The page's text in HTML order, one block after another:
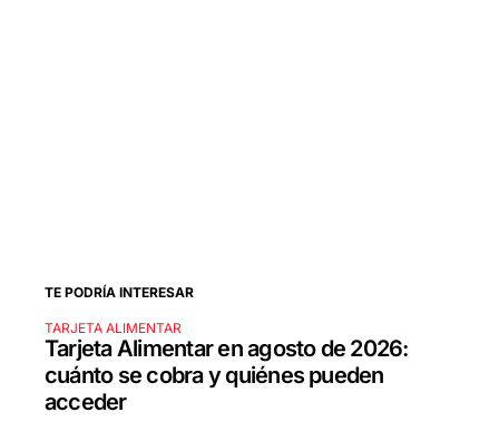
TE PODRÍA INTERESAR
TARJETA ALIMENTAR
Tarjeta Alimentar en agosto de 2026:
cuánto se cobra y quiénes pueden
acceder